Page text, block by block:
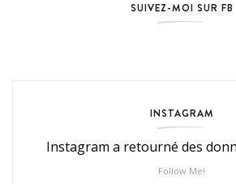
SUIVEZ-MOI SUR FB
INSTAGRAM
Instagram a retourné des
Follow Me!